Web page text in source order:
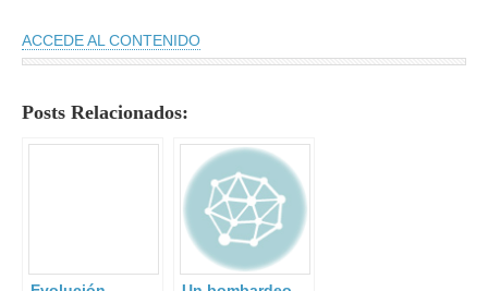
ACCEDE AL CONTENIDO
Posts Relacionados: